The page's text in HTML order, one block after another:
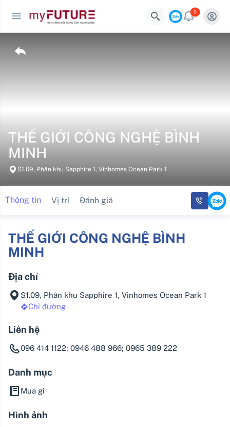
0
THẾ GIỚI CÔNG NGHỆ BÌNH
MINH
S1.09, Phân khu Sapphire 1, Vinhomes Ocean Park 1
Thông tin Vị trí Đánh giá
THẾ GIỚI CÔNG NGHỆ BÌNH
MINH
Địa chỉ
S1.09, Phân khu Sapphire 1, Vinhomes Ocean Park 1
Chỉ đường
Liên hệ
096 414 1122; 0946 488 966; 0965 389 222
Danh mục
Mua gì
Hình ảnh